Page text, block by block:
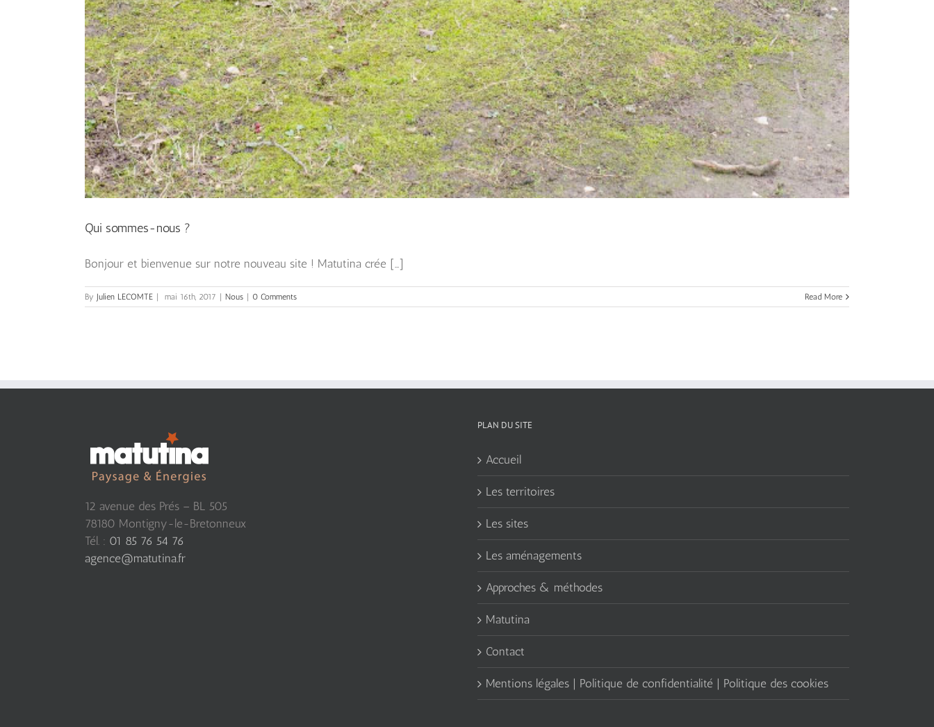
Qui sommes-nous ?
Bonjour et bienvenue sur notre nouveau site ! Matutina crée [...]
By Julien LECOMTE mai 16th, 2017 Nous 0 Comments Read More
12 avenue des Prés – BL 505
78180 Montigny-le-Bretonneux
Tél. : 01 85 76 54 76
agence@matutina.fr
PLAN DU SITE
Accueil
Les territoires
Les sites
Les aménagements
Approches & méthodes
Matutina
Contact
Mentions légales | Politique de confidentialité | Politique des cookies